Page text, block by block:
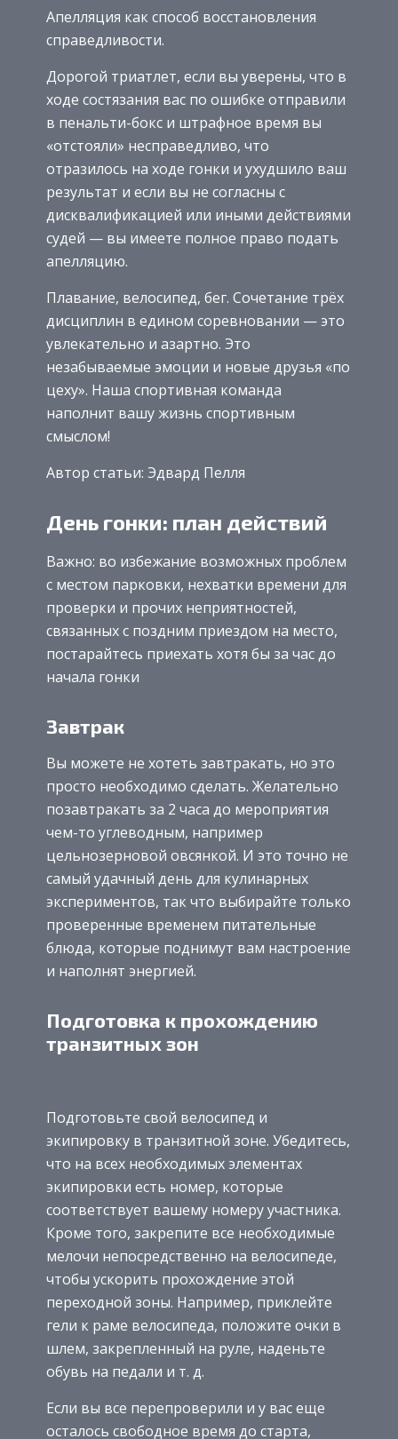
Апелляция как способ восстановления
справедливости.
Дорогой триатлет, если вы уверены, что в
ходе состязания вас по ошибке отправили
в пенальти-бокс и штрафное время вы
«отстояли» несправедливо, что
отразилось на ходе гонки и ухудшило ваш
результат и если вы не согласны с
дисквалификацией или иными действиями
судей — вы имеете полное право подать
апелляцию.
Плавание, велосипед, бег. Сочетание трёх
дисциплин в едином соревновании — это
увлекательно и азартно. Это
незабываемые эмоции и новые друзья «по
цеху». Наша спортивная команда
наполнит вашу жизнь спортивным
смыслом!
Автор статьи: Эдвард Пелля
День гонки: план действий
Важно: во избежание возможных проблем
с местом парковки, нехватки времени для
проверки и прочих неприятностей,
связанных с поздним приездом на место,
постарайтесь приехать хотя бы за час до
начала гонки
Завтрак
Вы можете не хотеть завтракать, но это
просто необходимо сделать. Желательно
позавтракать за 2 часа до мероприятия
чем-то углеводным, например
цельнозерновой овсянкой. И это точно не
самый удачный день для кулинарных
экспериментов, так что выбирайте только
проверенные временем питательные
блюда, которые поднимут вам настроение
и наполнят энергией.
Подготовка к прохождению
транзитных зон
Подготовьте свой велосипед и
экипировку в транзитной зоне. Убедитесь,
что на всех необходимых элементах
экипировки есть номер, которые
соответствует вашему номеру участника.
Кроме того, закрепите все необходимые
мелочи непосредственно на велосипеде,
чтобы ускорить прохождение этой
переходной зоны. Например, приклейте
гели к раме велосипеда, положите очки в
шлем, закрепленный на руле, наденьте
обувь на педали и т. д.
Если вы все перепроверили и у вас еще
осталось свободное время до старта,